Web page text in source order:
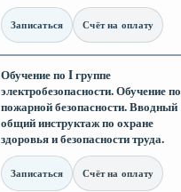
Записаться Счёт на оплату
Обучение по I группе
электробезопасности. Обучение по
пожарной безопасности. Вводный
общий инструктаж по охране
здоровья и безопасности труда.
Записаться Счёт на оплату